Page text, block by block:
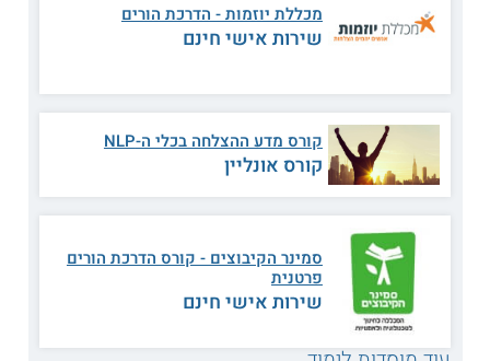
במרכז האקדמי לפיתוח אישי ומקצועי בחינוך ובחברה
באוניברסיטת תל-אביב מתקיים קורס הדרכת הורים על פי מודל
הינם: מנהיגות הומנית, שותפות בין ההורים, פיתוח עצמאות, אהבה
ללא תנאי, והנהגת כללים. באמצעות מודל זה, ניתן להבין את
צרכיהם ההתפתחותיים של הילדים, ולבחון את ההתנהגות ההורית
הנדרשת למתן מענה לאותם צרכים. במהלך התכנית לומדים
לעומק את עקרונות מודל "מחומש ההורות" ורוכשים כלים מעשיים
בתחום הדרכת ההורים.
מה לומדים?
מטרות התכנית הינן:
הבנת מורכבות ההורות.
התנסות בכלים מעשיים למתן ייעוץ להורים.
מכללת יוזמות - הדרכת הורים
שירות אישי חינם
קורס מדע ההצלחה בכלי ה-NLP
קורס אונליין
סמינר הקיבוצים - קורס הדרכת הורים
פרטנית
שירות אישי חינם